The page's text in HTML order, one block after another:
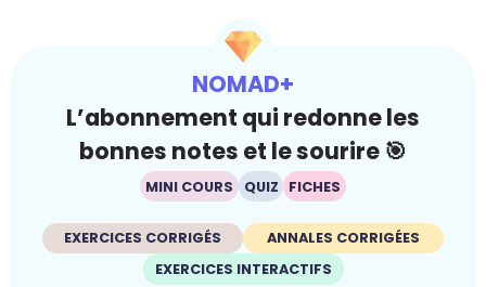
NOMAD+
L’abonnement qui redonne les
bonnes notes et le sourire 🎯
MINI COURS QUIZ FICHES
EXERCICES CORRIGÉS
ANNALES CORRIGÉES
EXERCICES INTERACTIFS